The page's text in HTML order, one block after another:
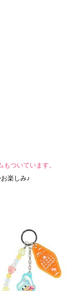
ついています。
楽しみ♪